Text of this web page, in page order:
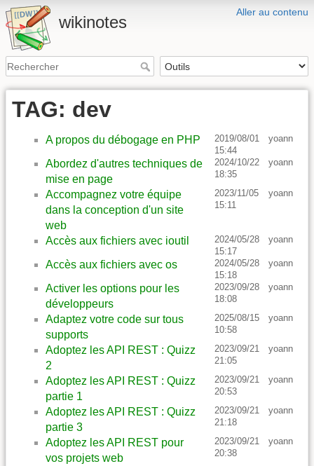
Aller au contenu
wikinotes
TAG: dev
A propos du débogage en PHP
2019/08/01
15:44
yoann
Abordez d'autres techniques de
mise en page
2024/10/22
18:35
yoann
Accompagnez votre équipe
dans la conception d'un site
web
2023/11/05
15:11
yoann
Accès aux fichiers avec ioutil
2024/05/28
15:17
yoann
Accès aux fichiers avec os
2024/05/28
15:18
yoann
Activer les options pour les
développeurs
2023/09/28
18:08
yoann
Adaptez votre code sur tous
supports
2025/08/15
10:58
yoann
Adoptez les API REST : Quizz
2
2023/09/21
21:05
yoann
Adoptez les API REST : Quizz
partie 1
2023/09/21
20:53
yoann
Adoptez les API REST : Quizz
partie 3
2023/09/21
21:18
yoann
Adoptez les API REST pour
vos projets web
2023/09/21
20:38
yoann